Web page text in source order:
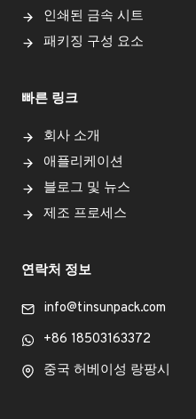
인쇄된 금속 시트
패키징 구성 요소
빠른 링크
회사 소개
애플리케이션
블로그 및 뉴스
제조 프로세스
연락처 정보
info@tinsunpack.com
+86 18503163372
중국 허베이성 랑팡시